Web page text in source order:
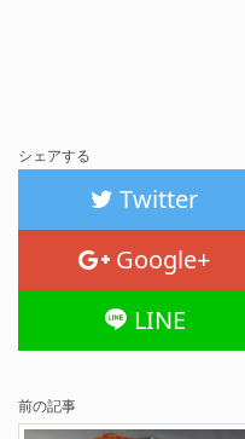
シェアする
Twitter
Google+
LINE
前の記事